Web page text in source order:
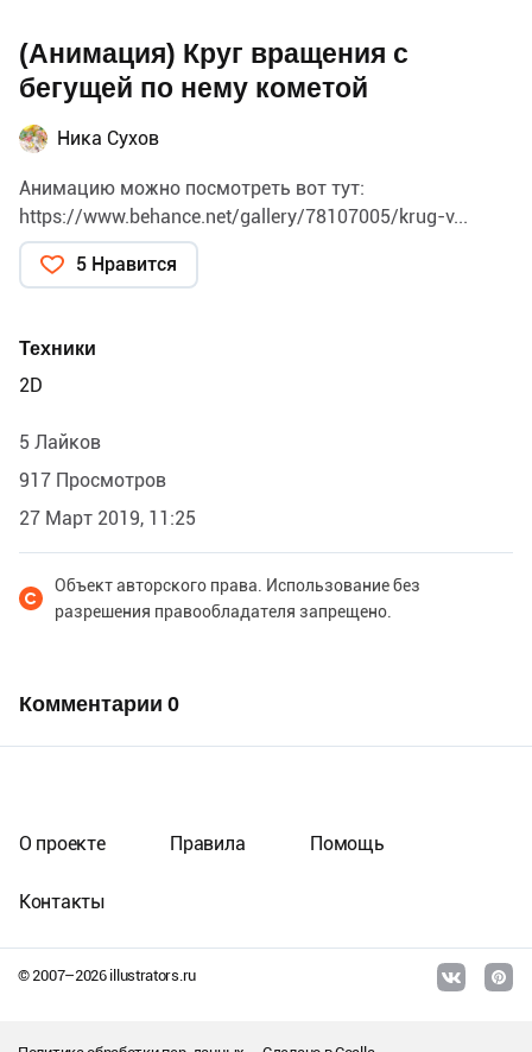
(Анимация) Круг вращения с
бегущей по нему кометой
Ника Сухов
Анимацию можно посмотреть вот тут:
https://www.behance.net/gallery/78107005/krug-v...
5 Нравится
Техники
2D
5 Лайков
917 Просмотров
27 Март 2019, 11:25
Объект авторского права. Использование без
разрешения правообладателя запрещено.
Комментарии 0
© 2007–2026illustrators.ru
О проекте Правила Помощь
Контакты